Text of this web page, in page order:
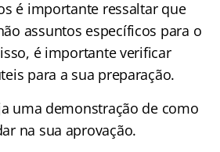
é importante ressaltar que
assuntos específicos para o
é importante verificar
para a sua preparação.
uma demonstração de como
na sua aprovação.